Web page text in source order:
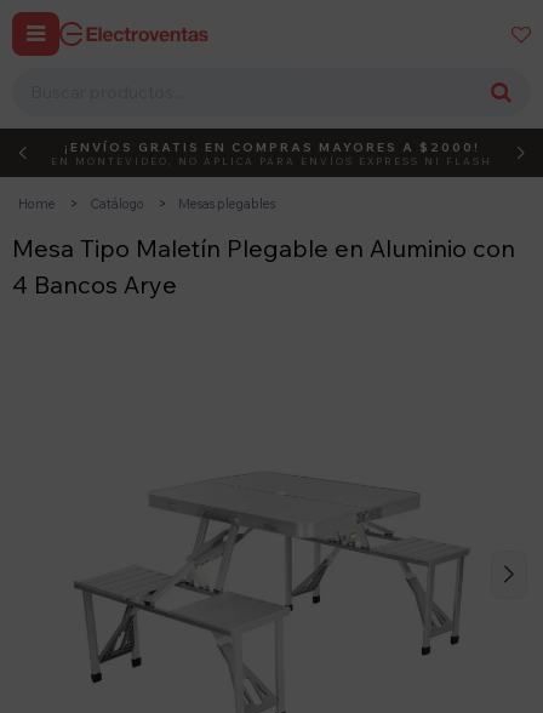
 
DEBUT ACTIVÁ EL CÓDIGO
¡ENVÍOS GRATIS EN COMPRAS MAYORES A $2000!
EN MONTEVIDEO, NO APLICA PARA ENVÍOS EXPRESS NI FLASH
Home Catálogo Mesas plegables
Mesa Tipo Maletín Plegable en Aluminio con
4 Bancos Arye